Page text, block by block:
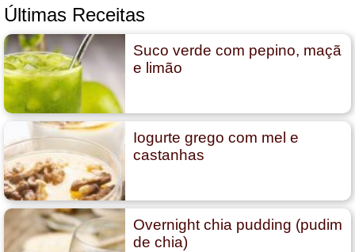
Últimas Receitas
Suco verde com pepino, maçã
e limão
Iogurte grego com mel e
castanhas
Overnight chia pudding (pudim
de chia)